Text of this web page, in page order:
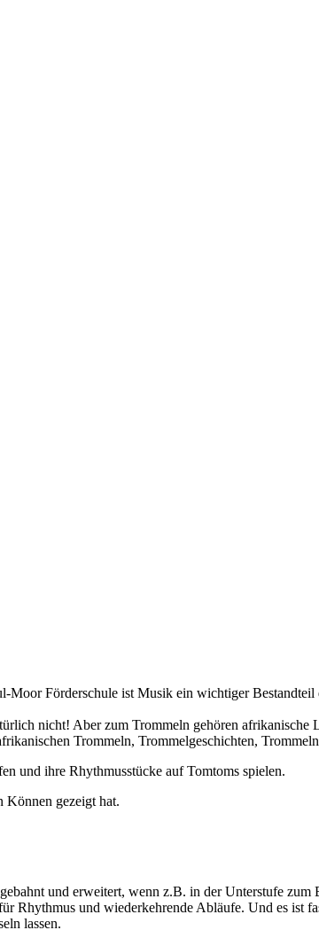
Förderschule ist Musik ein wichtiger
nicht! Aber zum Trommeln gehören afrikanische
Trommeln, Trommelgeschichten,
und ihre Rhythmusstücke auf Tomtoms spielen.
Können gezeigt hat.
und erweitert, wenn z.B. in der Unterstufe zum
Rhythmus und wiederkehrende Abläufe. Und es ist
lassen.